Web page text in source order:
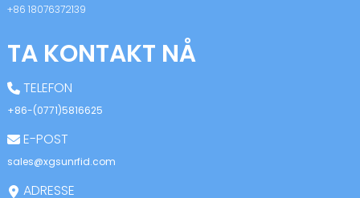
+86 18076372139
TA KONTAKT NÅ
TELEFON
+86-(0771)5816625
E-POST
sales@xgsunrfid.com
ADRESSE